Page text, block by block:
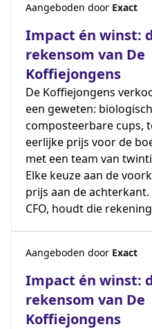
Impact én winst:
rekensom van De
Koffiejongens
Aangeboden door Exact
De Koffiejongens
een geweten:
composteerbare cups,
eerlijke prijs voor de
met een team van
Elke keuze aan de
prijs aan de achterkant.
CFO, houdt die
Impact én winst:
rekensom van De
Koffiejongens
Aangeboden door Exact